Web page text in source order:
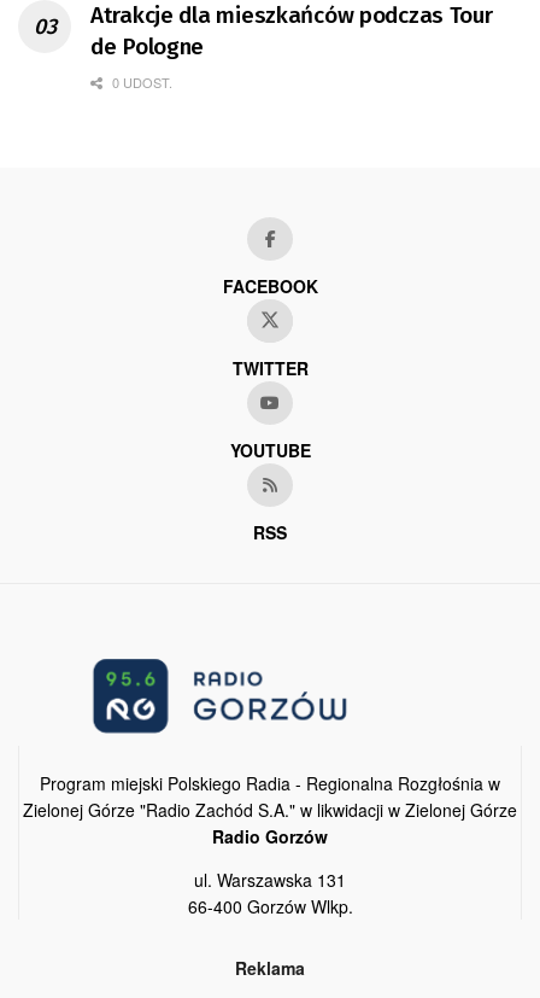
Atrakcje dla mieszkańców podczas Tour
de Pologne
0 UDOST.
FACEBOOK
TWITTER
YOUTUBE
RSS
Program miejski Polskiego Radia - Regionalna Rozgłośnia w
Zielonej Górze "Radio Zachód S.A." w likwidacji w Zielonej Górze
Radio Gorzów
ul. Warszawska 131
66-400 Gorzów Wlkp.
Reklama